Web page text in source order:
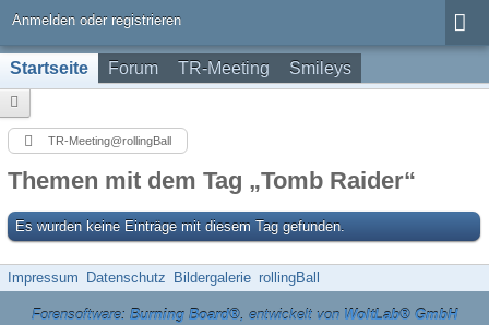
Anmelden oder registrieren
Startseite Forum TR-Meeting Smileys
TR-Meeting@rollingBall
Themen mit dem Tag „Tomb Raider“
Es wurden keine Einträge mit diesem Tag gefunden.
Impressum Datenschutz Bildergalerie rollingBall
Forensoftware: Burning Board®, entwickelt von WoltLab® GmbH